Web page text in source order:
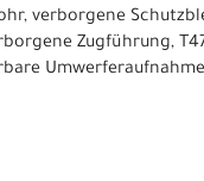
verborgene
Zugführung,